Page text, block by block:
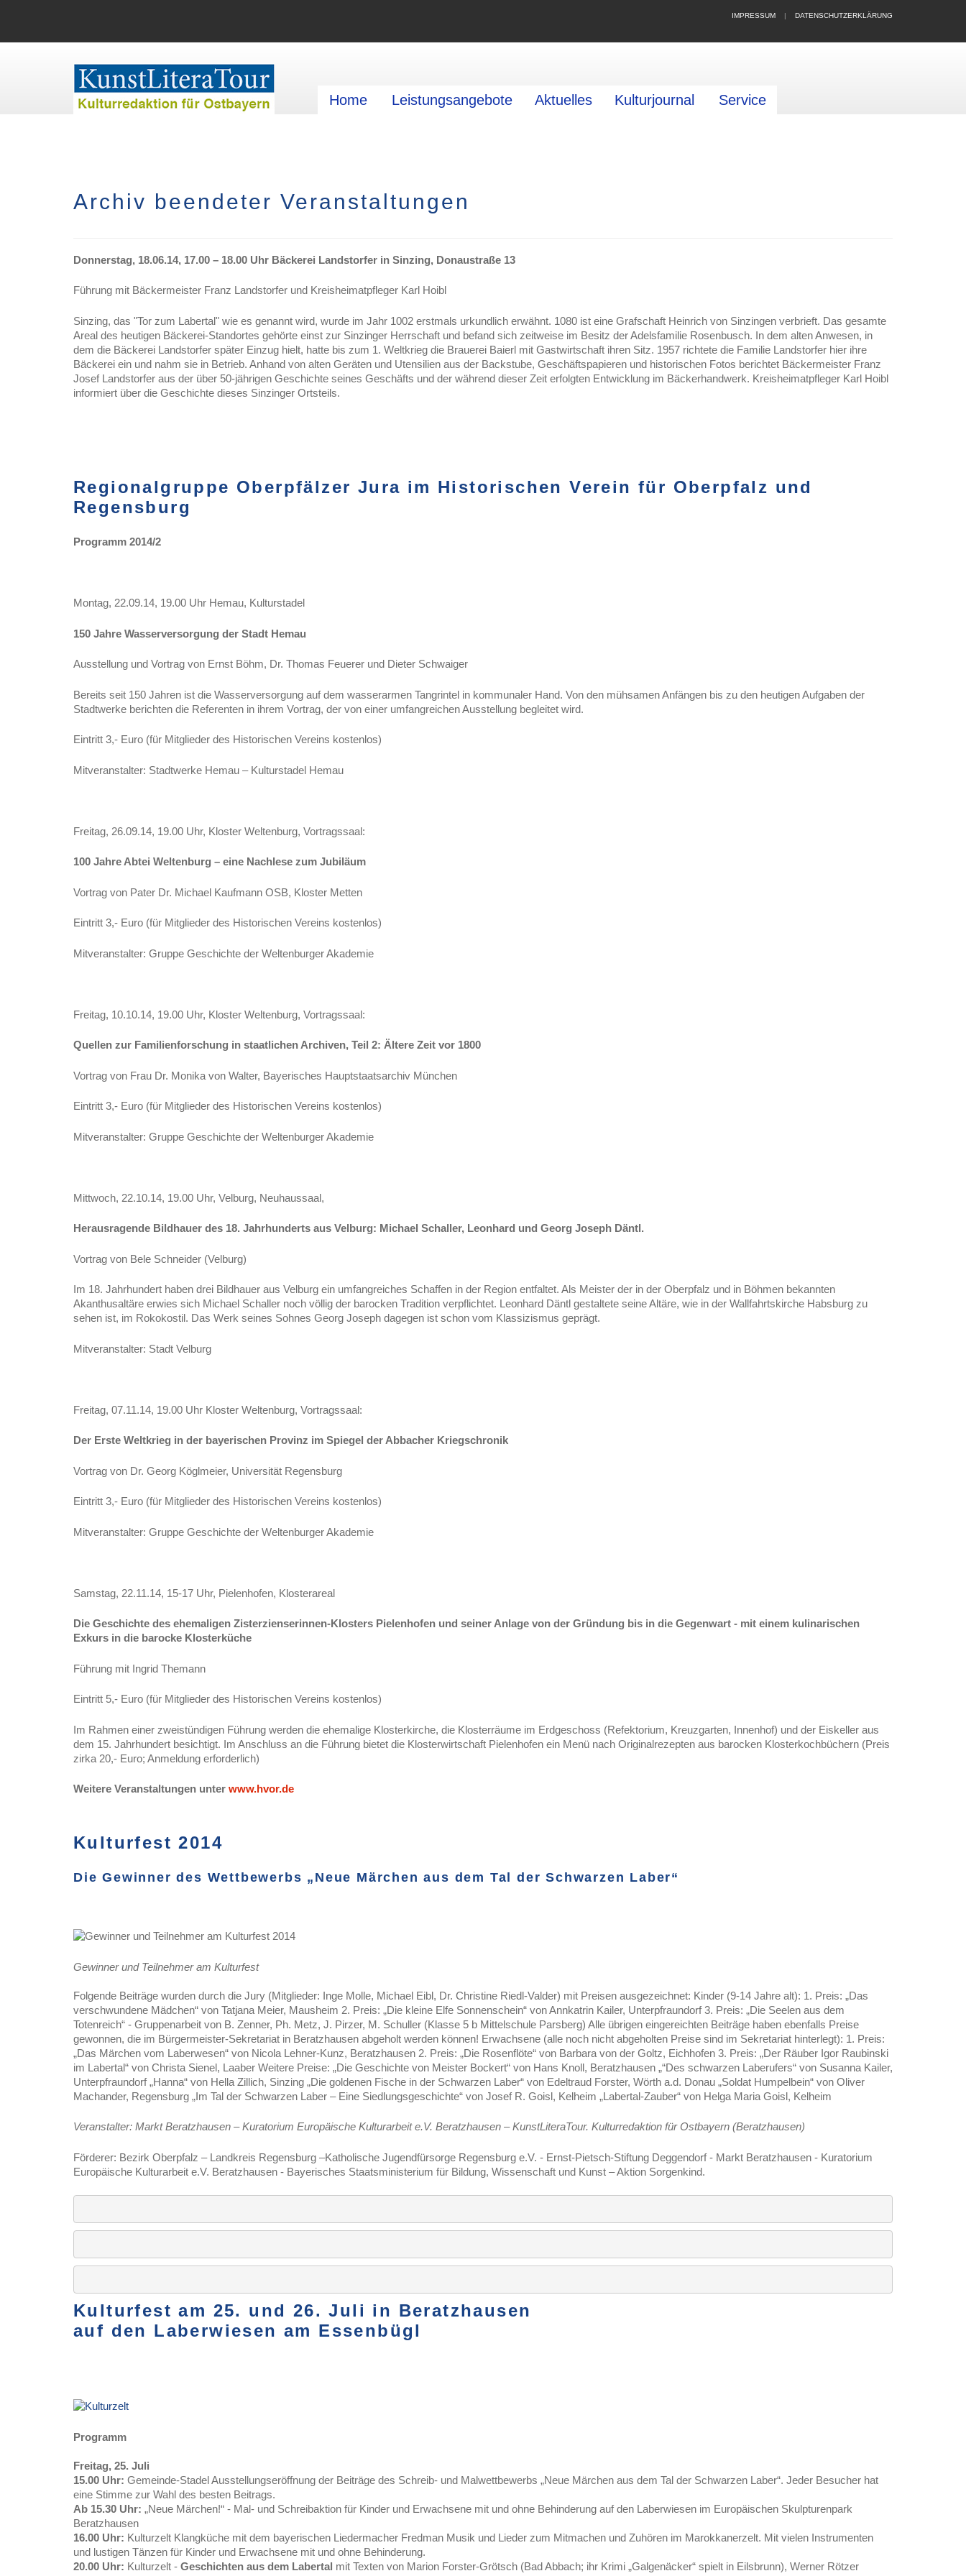
IMPRESSUM | DATENSCHUTZERKLÄRUNG
Home Leistungsangebote Aktuelles Kulturjournal Service
Archiv beendeter Veranstaltungen
Donnerstag, 18.06.14, 17.00 – 18.00 Uhr Bäckerei Landstorfer in Sinzing, Donaustraße 13
Führung mit Bäckermeister Franz Landstorfer und Kreisheimatpfleger Karl Hoibl
Sinzing, das "Tor zum Labertal" wie es genannt wird, wurde im Jahr 1002 erstmals urkundlich erwähnt. 1080 ist eine Grafschaft Heinrich von Sinzingen verbrieft. Das gesamte
Areal des heutigen Bäckerei-Standortes gehörte einst zur Sinzinger Herrschaft und befand sich zeitweise im Besitz der Adelsfamilie Rosenbusch. In dem alten Anwesen, in
dem die Bäckerei Landstorfer später Einzug hielt, hatte bis zum 1. Weltkrieg die Brauerei Baierl mit Gastwirtschaft ihren Sitz. 1957 richtete die Familie Landstorfer hier ihre
Bäckerei ein und nahm sie in Betrieb. Anhand von alten Geräten und Utensilien aus der Backstube, Geschäftspapieren und historischen Fotos berichtet Bäckermeister Franz
Josef Landstorfer aus der über 50-jährigen Geschichte seines Geschäfts und der während dieser Zeit erfolgten Entwicklung im Bäckerhandwerk. Kreisheimatpfleger Karl Hoibl
informiert über die Geschichte dieses Sinzinger Ortsteils.
Regionalgruppe Oberpfälzer Jura im Historischen Verein für Oberpfalz und
Regensburg
Programm 2014/2
Montag, 22.09.14, 19.00 Uhr Hemau, Kulturstadel
150 Jahre Wasserversorgung der Stadt Hemau
Ausstellung und Vortrag von Ernst Böhm, Dr. Thomas Feuerer und Dieter Schwaiger
Bereits seit 150 Jahren ist die Wasserversorgung auf dem wasserarmen Tangrintel in kommunaler Hand. Von den mühsamen Anfängen bis zu den heutigen Aufgaben der
Stadtwerke berichten die Referenten in ihrem Vortrag, der von einer umfangreichen Ausstellung begleitet wird.
Eintritt 3,- Euro (für Mitglieder des Historischen Vereins kostenlos)
Mitveranstalter: Stadtwerke Hemau – Kulturstadel Hemau
Freitag, 26.09.14, 19.00 Uhr, Kloster Weltenburg, Vortragssaal:
100 Jahre Abtei Weltenburg – eine Nachlese zum Jubiläum
Vortrag von Pater Dr. Michael Kaufmann OSB, Kloster Metten
Eintritt 3,- Euro (für Mitglieder des Historischen Vereins kostenlos)
Mitveranstalter: Gruppe Geschichte der Weltenburger Akademie
Freitag, 10.10.14, 19.00 Uhr, Kloster Weltenburg, Vortragssaal:
Quellen zur Familienforschung in staatlichen Archiven, Teil 2: Ältere Zeit vor 1800
Vortrag von Frau Dr. Monika von Walter, Bayerisches Hauptstaatsarchiv München
Eintritt 3,- Euro (für Mitglieder des Historischen Vereins kostenlos)
Mitveranstalter: Gruppe Geschichte der Weltenburger Akademie
Mittwoch, 22.10.14, 19.00 Uhr, Velburg, Neuhaussaal,
Herausragende Bildhauer des 18. Jahrhunderts aus Velburg: Michael Schaller, Leonhard und Georg Joseph Däntl.
Vortrag von Bele Schneider (Velburg)
Im 18. Jahrhundert haben drei Bildhauer aus Velburg ein umfangreiches Schaffen in der Region entfaltet. Als Meister der in der Oberpfalz und in Böhmen bekannten
Akanthusaltäre erwies sich Michael Schaller noch völlig der barocken Tradition verpflichtet. Leonhard Däntl gestaltete seine Altäre, wie in der Wallfahrtskirche Habsburg zu
sehen ist, im Rokokostil. Das Werk seines Sohnes Georg Joseph dagegen ist schon vom Klassizismus geprägt.
Mitveranstalter: Stadt Velburg
Freitag, 07.11.14, 19.00 Uhr Kloster Weltenburg, Vortragssaal:
Der Erste Weltkrieg in der bayerischen Provinz im Spiegel der Abbacher Kriegschronik
Vortrag von Dr. Georg Köglmeier, Universität Regensburg
Eintritt 3,- Euro (für Mitglieder des Historischen Vereins kostenlos)
Mitveranstalter: Gruppe Geschichte der Weltenburger Akademie
Samstag, 22.11.14, 15-17 Uhr, Pielenhofen, Klosterareal
Die Geschichte des ehemaligen Zisterzienserinnen-Klosters Pielenhofen und seiner Anlage von der Gründung bis in die Gegenwart - mit einem kulinarischen
Exkurs in die barocke Klosterküche
Führung mit Ingrid Themann
Eintritt 5,- Euro (für Mitglieder des Historischen Vereins kostenlos)
Im Rahmen einer zweistündigen Führung werden die ehemalige Klosterkirche, die Klosterräume im Erdgeschoss (Refektorium, Kreuzgarten, Innenhof) und der Eiskeller aus
dem 15. Jahrhundert besichtigt. Im Anschluss an die Führung bietet die Klosterwirtschaft Pielenhofen ein Menü nach Originalrezepten aus barocken Klosterkochbüchern (Preis
zirka 20,- Euro; Anmeldung erforderlich)
Weitere Veranstaltungen unter www.hvor.de
Kulturfest 2014
Die Gewinner des Wettbewerbs „ Neue Märchen aus dem Tal der Schwarzen Laber“
Gewinner und Teilnehmer am Kulturfest
Folgende Beiträge wurden durch die Jury (Mitglieder: Inge Molle, Michael Eibl, Dr. Christine Riedl-Valder) mit Preisen ausgezeichnet: Kinder (9-14 Jahre alt): 1. Preis: „Das
verschwundene Mädchen“ von Tatjana Meier, Mausheim 2. Preis: „Die kleine Elfe Sonnenschein“ von Annkatrin Kailer, Unterpfraundorf 3. Preis: „Die Seelen aus dem
Totenreich“ - Gruppenarbeit von B. Zenner, Ph. Metz, J. Pirzer, M. Schuller (Klasse 5 b Mittelschule Parsberg) Alle übrigen eingereichten Beiträge haben ebenfalls Preise
gewonnen, die im Bürgermeister-Sekretariat in Beratzhausen abgeholt werden können! Erwachsene (alle noch nicht abgeholten Preise sind im Sekretariat hinterlegt): 1. Preis:
„Das Märchen vom Laberwesen“ von Nicola Lehner-Kunz, Beratzhausen 2. Preis: „Die Rosenflöte“ von Barbara von der Goltz, Eichhofen 3. Preis: „Der Räuber Igor Raubinski
im Labertal“ von Christa Sienel, Laaber Weitere Preise: „Die Geschichte von Meister Bockert“ von Hans Knoll, Beratzhausen „“Des schwarzen Laberufers“ von Susanna Kailer,
Unterpfraundorf „Hanna“ von Hella Zillich, Sinzing „Die goldenen Fische in der Schwarzen Laber“ von Edeltraud Forster, Wörth a.d. Donau „Soldat Humpelbein“ von Oliver
Machander, Regensburg „Im Tal der Schwarzen Laber – Eine Siedlungsgeschichte“ von Josef R. Goisl, Kelheim „Labertal-Zauber“ von Helga Maria Goisl, Kelheim
Veranstalter: Markt Beratzhausen – Kuratorium Europäische Kulturarbeit e.V. Beratzhausen – KunstLiteraTour. Kulturredaktion für Ostbayern (Beratzhausen)
Förderer: Bezirk Oberpfalz – Landkreis Regensburg –Katholische Jugendfürsorge Regensburg e.V. - Ernst-Pietsch-Stiftung Deggendorf - Markt Beratzhausen - Kuratorium
Europäische Kulturarbeit e.V. Beratzhausen - Bayerisches Staatsministerium für Bildung, Wissenschaft und Kunst – Aktion Sorgenkind.
Kulturfest am 25. und 26. Juli in Beratzhausen
auf den Laberwiesen am Essenbügl
Programm
Freitag, 25. Juli
15.00 Uhr: Gemeinde-Stadel Ausstellungseröffnung der Beiträge des Schreib- und Malwettbewerbs „Neue Märchen aus dem Tal der Schwarzen Laber“. Jeder Besucher hat
eine Stimme zur Wahl des besten Beitrags.
Ab 15.30 Uhr: „Neue Märchen!“ - Mal- und Schreibaktion für Kinder und Erwachsene mit und ohne Behinderung auf den Laberwiesen im Europäischen Skulpturenpark
Beratzhausen
16.00 Uhr: Kulturzelt Klangküche mit dem bayerischen Liedermacher Fredman Musik und Lieder zum Mitmachen und Zuhören im Marokkanerzelt. Mit vielen Instrumenten
und lustigen Tänzen für Kinder und Erwachsene mit und ohne Behinderung.
20.00 Uhr: Kulturzelt - Geschichten aus dem Labertal mit Texten von Marion Forster-Grötsch (Bad Abbach; ihr Krimi „Galgenäcker“ spielt in Eilsbrunn), Werner Rötzer